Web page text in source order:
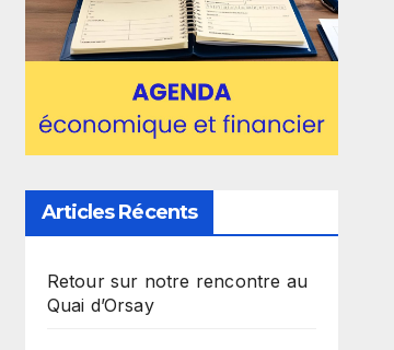
Articles Récents
Retour sur notre rencontre au
Quai d’Orsay